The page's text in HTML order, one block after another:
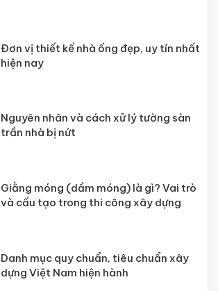
Đơn vị thiết kế nhà ống đẹp, uy tín nhất
hiện nay
Nguyên nhân và cách xử lý tường sàn
trần nhà bị nứt
Giằng móng (dầm móng) là gì? Vai trò
và cấu tạo trong thi công xây dựng
Danh mục quy chuẩn, tiêu chuẩn xây
dựng Việt Nam hiện hành